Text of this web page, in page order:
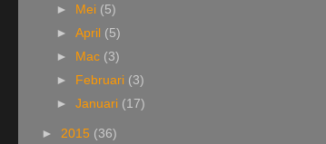
► Mei (5)
►April (5)
►
Mac (3)
►
Februari (3)
►Januari (17)
► 2015 (36)